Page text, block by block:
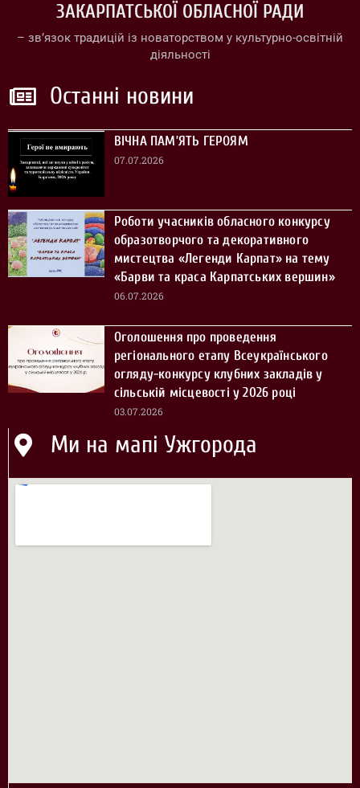
ЗАКАРПАТСЬКОЇ ОБЛАСНОЇ РАДИ
– зв’язок традицій із новаторством у культурно-освітній
діяльності
Останні новини
ВІЧНА ПАМ’ЯТЬ ГЕРОЯМ
07.07.2026
Роботи учасників обласного конкурсу
образотворчого та декоративного
мистецтва «Легенди Карпат» на тему
«Барви та краса Карпатських вершин»
06.07.2026
Оголошення про проведення
регіонального етапу Всеукраїнського
огляду-конкурсу клубних закладів у
сільській місцевості у 2026 році
03.07.2026
Ми на мапі Ужгорода